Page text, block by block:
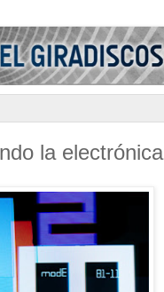
la electrónica